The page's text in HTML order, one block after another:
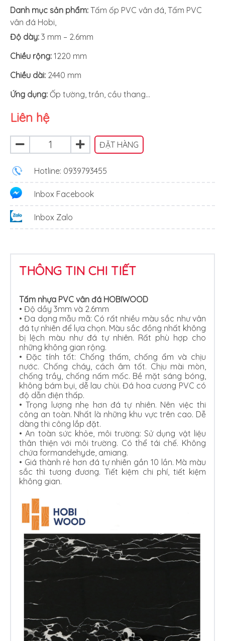
Danh mục sản phẩm: Tấm ốp PVC vân đá Tấm PVC
vân đá Hobi
Độ dày: 3 mm – 2.6mm
Chiều rộng: 1220 mm
Chiều dài: 2440 mm
Ứng dụng: Ốp tường, trần, cầu thang...
Liên hệ
ĐẶT HÀNG
Hotline: 0939793455
Inbox Facebook
Inbox Zalo
THÔNG TIN CHI TIẾT
Tấm nhựa PVC vân đá HOBIWOOD
• Độ dầy 3mm và 2.6mm
•Đa dạng mẫu mã: Có rất nhiều màu sắc như vân
đá tự nhiên để lựa chọn. Màu sắc đồng nhất không
bị lệch màu như đá tự nhiên. Rất phù hợp cho
những không gian rộng.
•Đặc tính tốt: Chống thấm, chống ẩm và chịu
nước. Chống cháy, cách âm tốt. Chịu mài mòn,
chống trầy, chống nấm mốc. Bề mặt sáng bóng,
không bám bụi, dễ lau chùi. Đá hoa cương PVC có
độ dẫn điện thấp.
•Trọng lượng nhẹ hơn đá tự nhiên. Nên việc thi
công an toàn. Nhất là những khu vực trên cao. Dễ
dàng thi công lắp đặt.
•An toàn sức khỏe, môi trường: Sử dụng vật liệu
thân thiện với môi trường. Có thể tái chế. Không
chứa formandehyde, amiang.
• Giá thành rẻ hơn đá tự nhiên gần 10 lần. Mà màu
sắc thì tương đương. Tiết kiệm chi phí, tiết kiệm
không gian.